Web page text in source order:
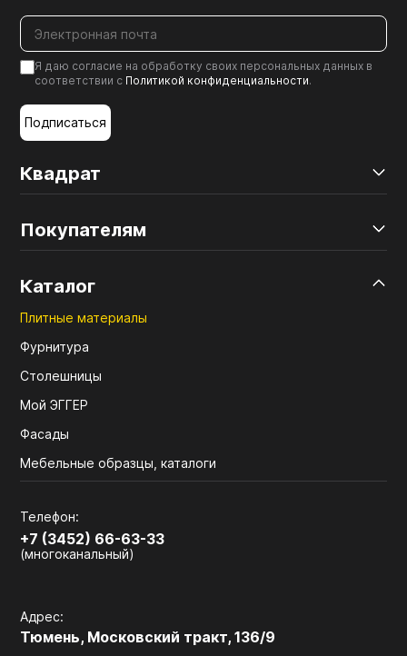
Квадрат
Покупателям
Каталог
Плитные материалы
Фурнитура
Столешницы
Мой ЭГГЕР
Фасады
Мебельные образцы, каталоги
Телефон:
+7 (3452) 66-63-33
(многоканальный)
Адрес:
Тюмень, Московский тракт, 136/9
Я даю согласие на обработку своих персональных данных в
соответствии с Политикой конфиденциальности.
Подписаться